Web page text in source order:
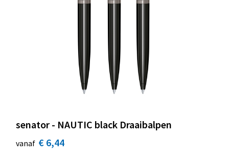
senator - NAUTIC black Draaibalpen
vanaf € 6,44